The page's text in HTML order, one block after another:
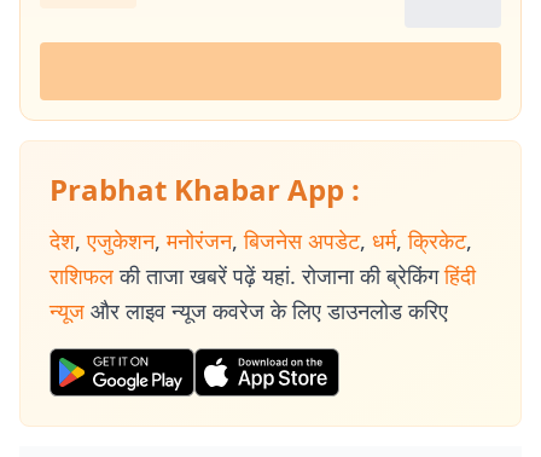
Prabhat Khabar App :
देश, एजुकेशन, मनोरंजन, बिजनेस अपडेट, धर्म, क्रिकेट,
राशिफल की ताजा खबरें पढ़ें यहां. रोजाना की ब्रेकिंग हिंदी
न्यूज और लाइव न्यूज कवरेज के लिए डाउनलोड करिए